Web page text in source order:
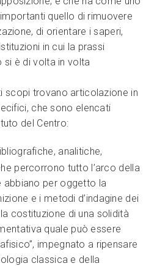
quello di rimuovere
di orientare i saperi,
in cui la prassi
si è di volta in volta
scopi trovano articolazione in
che sono elencati
del Centro:
analitiche,
percorrono tutto l’arco della
abbiano per oggetto la
e i metodi d’indagine dei
costituzione di una solidità
quale può essere
impegnato a ripensare
classica e della